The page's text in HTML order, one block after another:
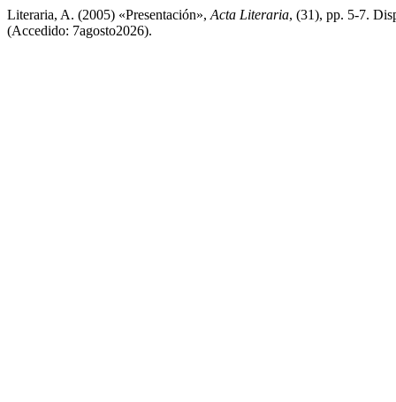
Literaria, A. (2005) «Presentación», Acta Literaria, (31), pp. 5-7.
(Accedido: 7agosto2026).